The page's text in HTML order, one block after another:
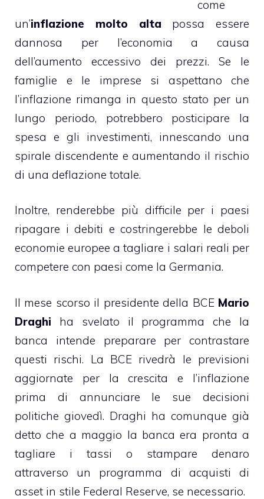
come
un’inflazione molto alta possa essere
dannosa per l’economia a causa
dell’aumento eccessivo dei prezzi. Se le
famiglie e le imprese si aspettano che
l’inflazione rimanga in questo stato per un
lungo periodo, potrebbero posticipare la
spesa e gli investimenti, innescando una
spirale discendente e aumentando il rischio
di una deflazione totale.
Inoltre, renderebbe più difficile per i paesi
ripagare i debiti e costringerebbe le deboli
economie europee a tagliare i salari reali per
competere con paesi come la Germania.
Il mese scorso il presidente della BCE Mario
Draghi ha svelato il programma che la
banca intende preparare per contrastare
questi rischi. La BCE rivedrà le previsioni
aggiornate per la crescita e l’inflazione
prima di annunciare le sue decisioni
politiche giovedì. Draghi ha comunque già
detto che a maggio la banca era pronta a
tagliare i tassi o stampare denaro
attraverso un programma di acquisti di
asset in stile Federal Reserve, se necessario.